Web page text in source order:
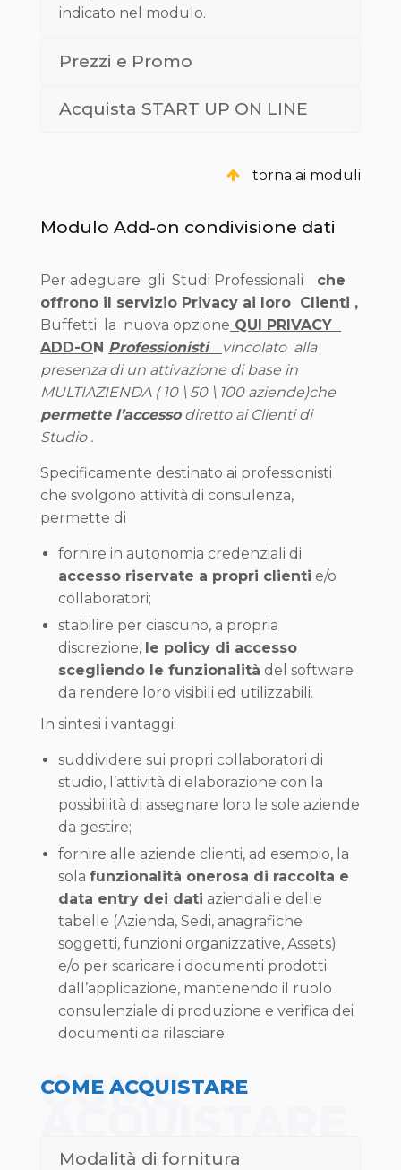
indicato nel modulo.
Prezzi e Promo
Acquista START UP ON LINE
torna ai moduli
Modulo Add-on condivisione dati
Per adeguare gli Studi Professionali che
offrono il servizio Privacy ai loro Clienti ,
Buffetti la nuova opzione QUI PRIVACY
ADD-ON Professionisti
vincolato alla
presenza di un attivazione di base in
MULTIAZIENDA ( 10 \ 50 \ 100 aziende)che
permette l’accessodiretto ai Clienti di
Studio .
Specificamente destinato ai professionisti
che svolgono attività di consulenza,
permette di
fornire in autonomia credenziali di
accesso riservate a propri clienti e/o
collaboratori;
stabilire per ciascuno, a propria
discrezione, le policy di accesso
scegliendo le funzionalità del software
da rendere loro visibili ed utilizzabili.
In sintesi i vantaggi:
suddividere sui propri collaboratori di
studio, l’attività di elaborazione con la
possibilità di assegnare loro le sole aziende
da gestire;
fornire alle aziende clienti, ad esempio, la
sola funzionalità onerosa di raccolta e
data entry dei dati aziendali e delle
tabelle (Azienda, Sedi, anagrafiche
soggetti, funzioni organizzative, Assets)
e/o per scaricare i documenti prodotti
dall’applicazione, mantenendo il ruolo
consulenziale di produzione e verifica dei
documenti da rilasciare.
COME ACQUISTARE
COME
Modalità di fornitura